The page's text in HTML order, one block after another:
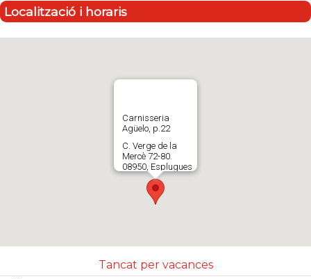
Localització i horaris
Carnisseria
Agüelo, p.22
C. Verge de la
Mercè 72-80.
08950, Esplugues
de Llobregat.
España
638804928
Tancat per vacances